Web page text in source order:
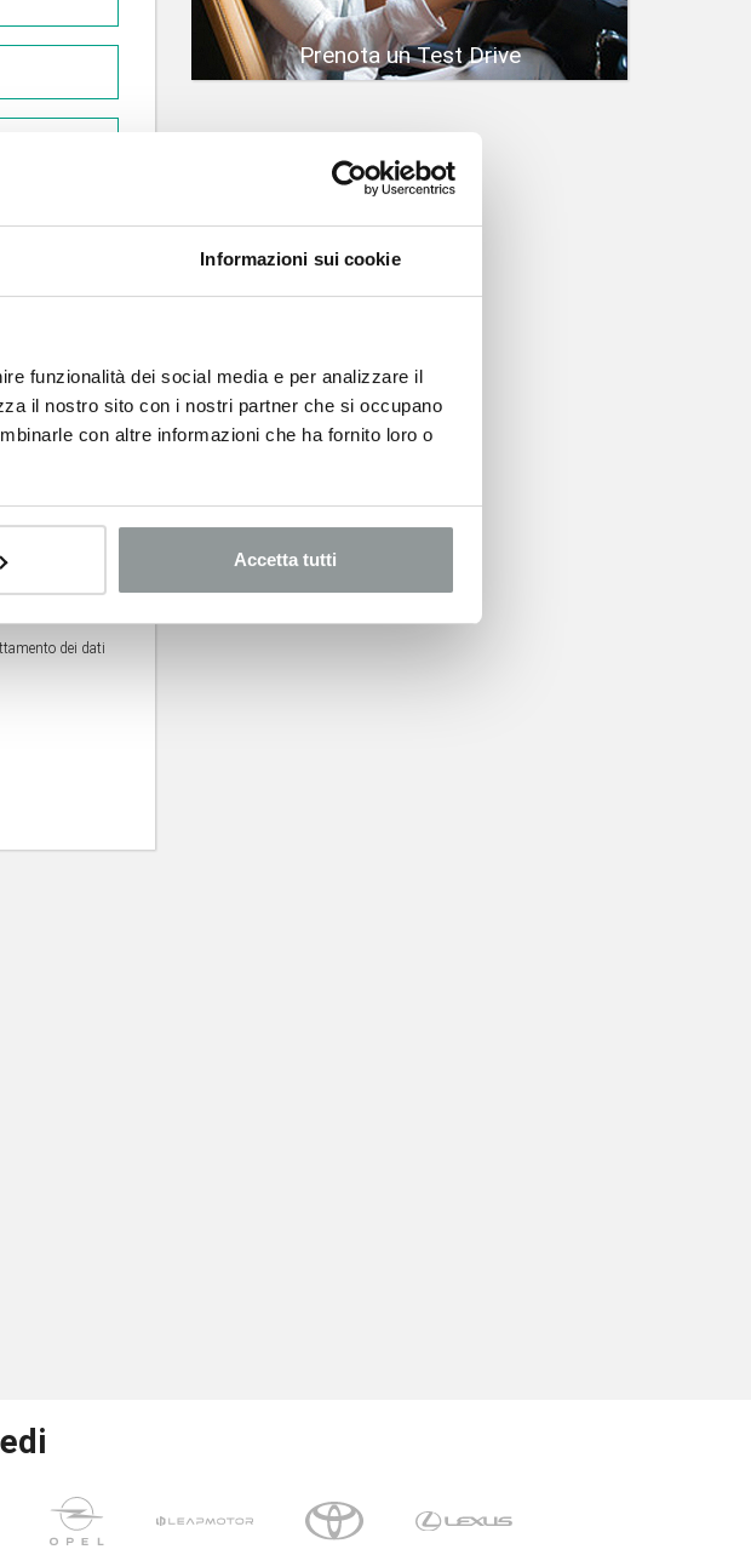
Informazioni sui cookie
funzionalità dei social media e per analizzare il
il nostro sito con i nostri partner che si occupano
con altre informazioni che ha fornito loro o
Accetta tutti
dei dati
Prenota un Test Drive